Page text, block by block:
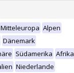
Mitteleuropa Alpen
Dänemark
Südamerika Afrika
Niederlande